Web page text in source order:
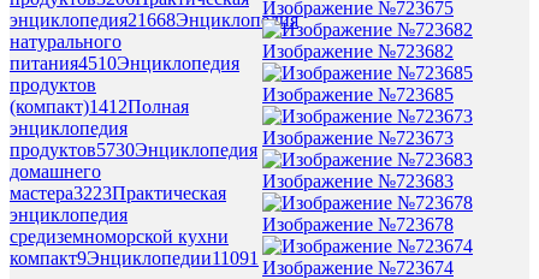
энциклопедия21668Энциклопедия
натурального
питания4510Энциклопедия
продуктов
(компакт)1412Полная
энциклопедия
продуктов5730Энциклопедия
домашнего
мастера3223Практическая
энциклопедия
средиземноморской кухни
компакт9Энциклопедии11091
Изображение №723675
Изображение №723682
Изображение №723685
Изображение №723673
Изображение №723683
Изображение №723678
Изображение №723674